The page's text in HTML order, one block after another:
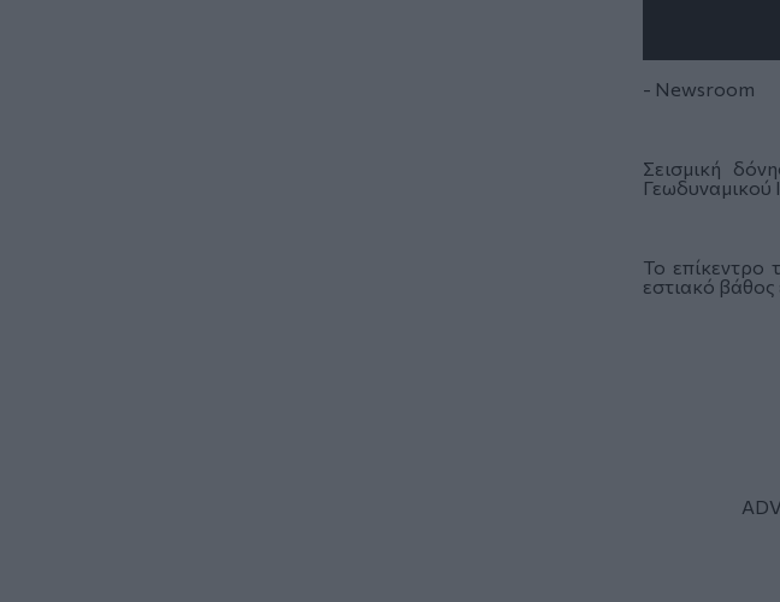
- Newsroom
Σεισμική
Γεωδυναμικού
Το επίκεντρο
εστιακό βάθος